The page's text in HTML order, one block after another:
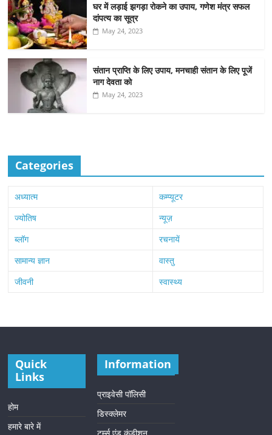
घर में लड़ाई झगड़ा रोकने का उपाय, गणेश मंत्र सफल
दांपत्य का सूत्र
May 24, 2023
संतान प्राप्ति के लिए उपाय, मनचाही संतान के लिए पूजें
नाग देवता को
May 24, 2023
Categories
अध्यात्म
कम्प्यूटर
ज्योतिष
न्यूज़
ब्लॉग
रचनायें
सामान्य ज्ञान
वास्तु
जीवनी
स्वास्थ्य
Quick
Links
होम
हमारे बारे में
Information
प्राइवेसी पॉलिसी
डिस्क्लेमर